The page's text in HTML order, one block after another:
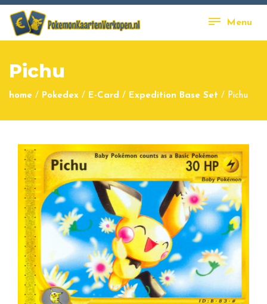
Menu
Pichu
home / Pokedex / E-Card / Expedition Base Set / Pichu